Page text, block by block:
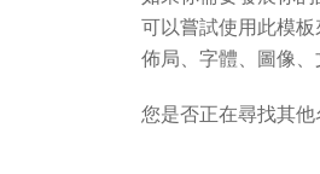
可以嘗試使用此模
佈局、字體、圖像
您是否正在尋找其